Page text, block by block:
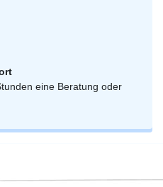
eine Beratung oder